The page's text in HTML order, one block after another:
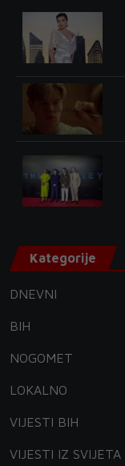
Kategorije
DNEVNI
BIH
NOGOMET
LOKALNO
VIJESTI BIH
VIJESTI IZ SVIJETA